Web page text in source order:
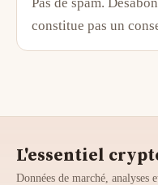
constitue pas un
L'essentiel
Données de marché, analyses